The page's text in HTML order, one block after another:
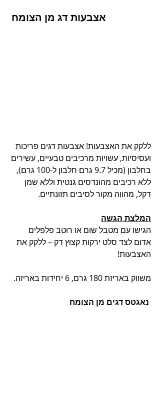
אצבעות דג מן הצומח
ללקק את האצבעות! אצבעות דגים פריכות
ועסיסיות, עשויות מרכיבים טבעיים, עשירים
בחלבון (מכיל 9.7 גרם חלבון ל-100 גרם),
ללא רכיבים מהונדסים גנטית וללא שמן
דקל, מהווה מקור לסיבים תזונתיים.
המלצת הגשה
הגישו עם מטבל שום או רוטב פלפלים
אדום לצד סלט ירקות קצוץ דק – ללקק את
האצבעות!
משווק באריזת 180 גרם, 6 יחידות באריזה.
נאגטס דגים מן הצומח